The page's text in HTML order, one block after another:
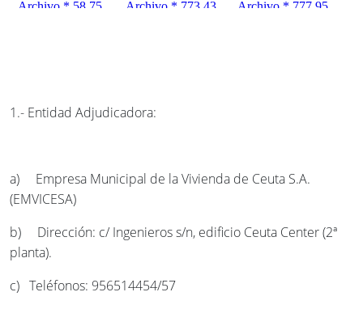
1.- Entidad Adjudicadora:
a) Empresa Municipal de la Vivienda de Ceuta S.A.
(EMVICESA)
b) Dirección: c/ Ingenieros s/n, edificio Ceuta Center (2ª
planta).
c) Teléfonos: 956514454/57